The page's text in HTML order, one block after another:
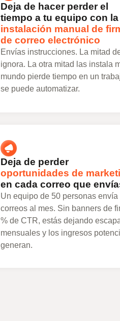
Deja de hacer perder el
tiempo a tu equipo con la
instalación manual de
de correo electrónico
Envías instrucciones. La mitad
ignora. La otra mitad las instala
mundo pierde tiempo en un
se puede automatizar.
Deja de perder
oportunidades de
en cada correo que
Un equipo de 50 personas envía
correos al mes. Sin banners de
% de CTR, estás dejando
mensuales y los ingresos
generan.